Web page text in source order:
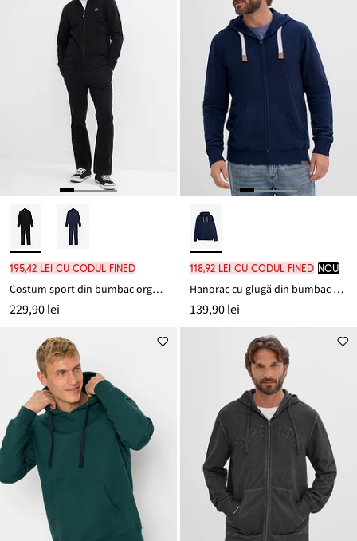
195,42 lei cu codul FINED
Costum sport din bumbac organic 100% (set/2 piese)
229,90 lei
118,92 lei cu codul FINED nou
Hanorac cu glugă din bumbac 100%
139,90 lei